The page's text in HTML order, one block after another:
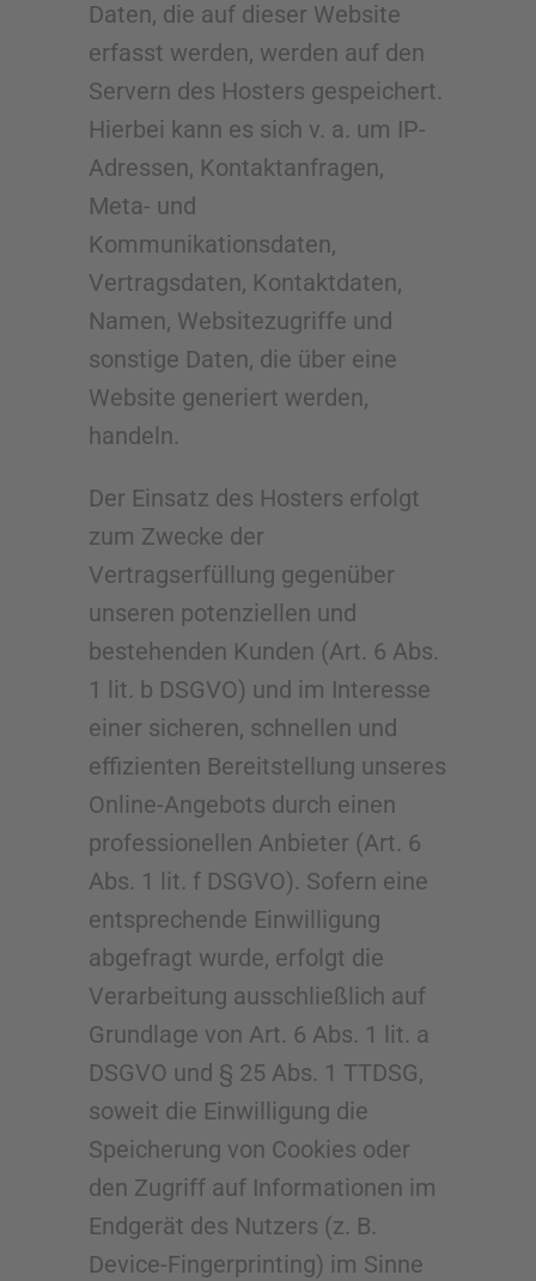
Daten, die auf dieser Website
erfasst werden, werden auf den
Servern des Hosters gespeichert.
Hierbei kann es sich v. a. um IP-
Adressen, Kontaktanfragen,
Meta- und
Kommunikationsdaten,
Vertragsdaten, Kontaktdaten,
Namen, Websitezugriffe und
sonstige Daten, die über eine
Website generiert werden,
handeln.
Der Einsatz des Hosters erfolgt
zum Zwecke der
Vertragserfüllung gegenüber
unseren potenziellen und
bestehenden Kunden (Art. 6 Abs.
1 lit. b DSGVO) und im Interesse
einer sicheren, schnellen und
effizienten Bereitstellung unseres
Online-Angebots durch einen
professionellen Anbieter (Art. 6
Abs. 1 lit. f DSGVO). Sofern eine
entsprechende Einwilligung
abgefragt wurde, erfolgt die
Verarbeitung ausschließlich auf
Grundlage von Art. 6 Abs. 1 lit. a
DSGVO und § 25 Abs. 1 TTDSG,
soweit die Einwilligung die
Speicherung von Cookies oder
den Zugriff auf Informationen im
Endgerät des Nutzers (z. B.
Device-Fingerprinting) im Sinne